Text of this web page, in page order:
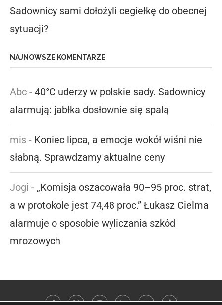
Sadownicy sami dołożyli cegiełkę do obecnej
sytuacji?
NAJNOWSZE KOMENTARZE
Abc - 40°C uderzy w polskie sady. Sadownicy
alarmują: jabłka dosłownie się spalą
mis - Koniec lipca, a emocje wokół wiśni nie
słabną. Sprawdzamy aktualne ceny
Jogi - „Komisja oszacowała 90–95 proc. strat,
a w protokole jest 74,48 proc.” Łukasz Cielma
alarmuje o sposobie wyliczania szkód
mrozowych